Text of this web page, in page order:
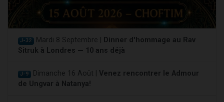
J-32 Mardi 8 Septembre | Dinner d'hommage au Rav
Sitruk à Londres — 10 ans déjà
J-9 Dimanche 16 Août | Venez rencontrer le Admour
de Ungvar à Natanya!